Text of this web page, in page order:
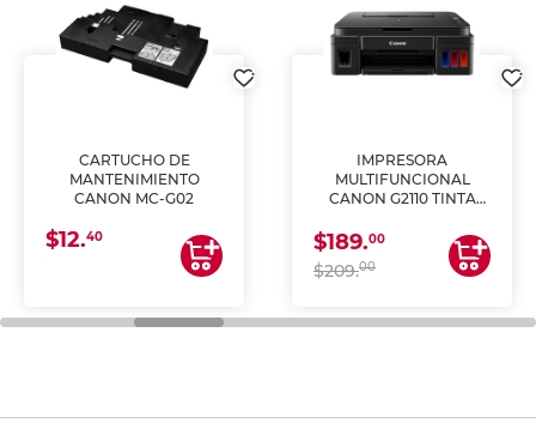
CARTUCHO DE
MANTENIMIENTO
CANON MC-G02
$12.40
IMPRESORA
MULTIFUNCIONAL
CANON G2110 TINTA
$189.00
$209.00